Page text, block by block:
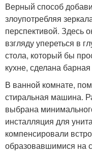
Верный способ
злоупотребляя
перспективой. Здесь
взгляду упереться в
стола, который бы
кухне, сделана барная
В ванной комнате,
стиральная машина.
выбрана
инсталляция для
компенсировали
образовавшимися на